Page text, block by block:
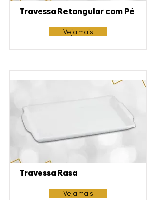
Travessa Retangular com Pé
Veja mais
Travessa Rasa
Veja mais